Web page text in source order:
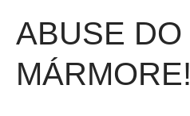
ABUSE DO
MÁRMORE!